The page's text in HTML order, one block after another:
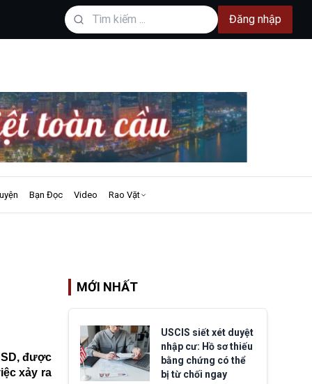
Đăng nhập
Bạn Đọc Video Rao Vặt
được
xảy ra
MỚI NHẤT
USCIS siết xét duyệt
nhập cư: Hồ sơ thiếu
bằng chứng có thể
bị từ chối ngay